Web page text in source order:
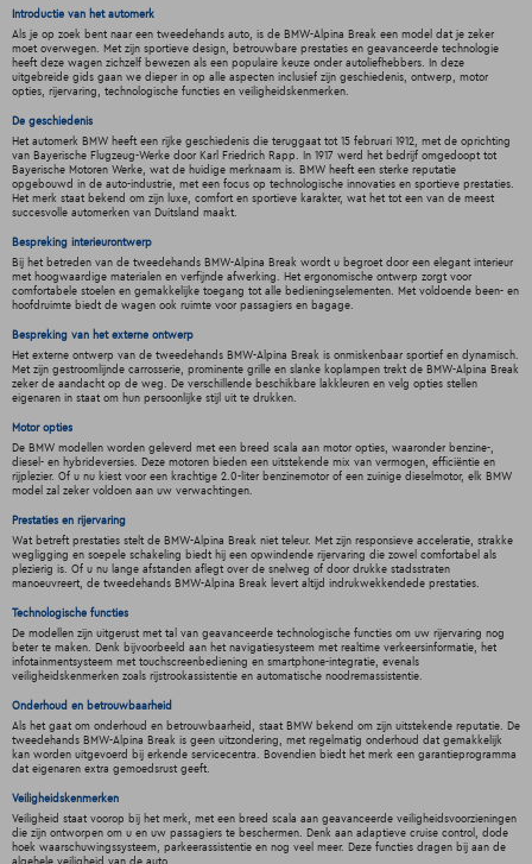
Introductie van het automerk
Als je op zoek bent naar een tweedehands auto, is de BMW-Alpina Break een model dat je zeker
moet overwegen. Met zijn sportieve design, betrouwbare prestaties en geavanceerde technologie
heeft deze wagen zichzelf bewezen als een populaire keuze onder autoliefhebbers. In deze
uitgebreide gids gaan we dieper in op alle aspecten inclusief zijn geschiedenis, ontwerp, motor
opties, rijervaring, technologische functies en veiligheidskenmerken.
De geschiedenis
Het automerk BMW heeft een rijke geschiedenis die teruggaat tot 15 februari 1912, met de oprichting
van Bayerische Flugzeug-Werke door Karl Friedrich Rapp. In 1917 werd het bedrijf omgedoopt tot
Bayerische Motoren Werke, wat de huidige merknaam is. BMW heeft een sterke reputatie
opgebouwd in de auto-industrie, met een focus op technologische innovaties en sportieve prestaties.
Het merk staat bekend om zijn luxe, comfort en sportieve karakter, wat het tot een van de meest
succesvolle automerken van Duitsland maakt.
Bespreking interieurontwerp
Bij het betreden van de tweedehands BMW-Alpina Break wordt u begroet door een elegant interieur
met hoogwaardige materialen en verfijnde afwerking. Het ergonomische ontwerp zorgt voor
comfortabele stoelen en gemakkelijke toegang tot alle bedieningselementen. Met voldoende been- en
hoofdruimte biedt de wagen ook ruimte voor passagiers en bagage.
Bespreking van het externe ontwerp
Het externe ontwerp van de tweedehands BMW-Alpina Break is onmiskenbaar sportief en dynamisch.
Met zijn gestroomlijnde carrosserie, prominente grille en slanke koplampen trekt de BMW-Alpina Break
zeker de aandacht op de weg. De verschillende beschikbare lakkleuren en velg opties stellen
eigenaren in staat om hun persoonlijke stijl uit te drukken.
Motor opties
De BMW modellen worden geleverd met een breed scala aan motor opties, waaronder benzine-,
diesel- en hybrideversies. Deze motoren bieden een uitstekende mix van vermogen, efficiëntie en
rijplezier. Of u nu kiest voor een krachtige 2.0-liter benzinemotor of een zuinige dieselmotor, elk BMW
model zal zeker voldoen aan uw verwachtingen.
Prestaties en rijervaring
Wat betreft prestaties stelt de BMW-Alpina Break niet teleur. Met zijn responsieve acceleratie, strakke
wegligging en soepele schakeling biedt hij een opwindende rijervaring die zowel comfortabel als
plezierig is. Of u nu lange afstanden aflegt over de snelweg of door drukke stadsstraten
manoeuvreert, de tweedehands BMW-Alpina Break levert altijd indrukwekkendede prestaties.
Technologische functies
De modellen zijn uitgerust met tal van geavanceerde technologische functies om uw rijervaring nog
beter te maken. Denk bijvoorbeeld aan het navigatiesysteem met realtime verkeersinformatie, het
infotainmentsysteem met touchscreenbediening en smartphone-integratie, evenals
veiligheidskenmerken zoals rijstrookassistentie en automatische noodremassistentie.
Onderhoud en betrouwbaarheid
Als het gaat om onderhoud en betrouwbaarheid, staat BMW bekend om zijn uitstekende reputatie. De
tweedehands BMW-Alpina Break is geen uitzondering, met regelmatig onderhoud dat gemakkelijk
kan worden uitgevoerd bij erkende servicecentra. Bovendien biedt het merk een garantieprogramma
dat eigenaren extra gemoedsrust geeft.
Veiligheidskenmerken
Veiligheid staat voorop bij het merk, met een breed scala aan geavanceerde veiligheidsvoorzieningen
die zijn ontworpen om u en uw passagiers te beschermen. Denk aan adaptieve cruise control, dode
hoek waarschuwingssysteem, parkeerassistentie en nog veel meer. Deze functies dragen bij aan de